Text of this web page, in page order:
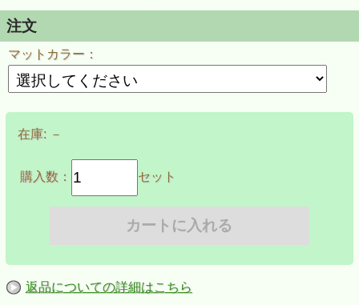
注文
マットカラー：
在庫: －
購入数： セット
返品についての詳細はこちら